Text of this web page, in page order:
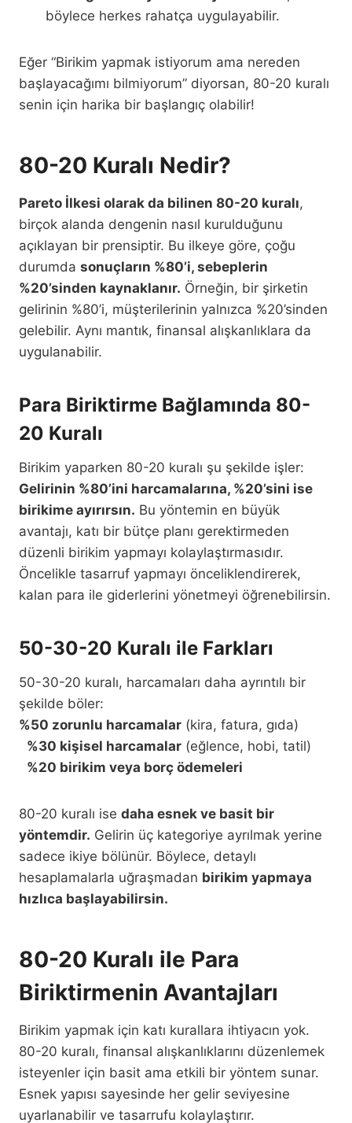
böylece herkes rahatça uygulayabilir.
Eğer “Birikim yapmak istiyorum ama nereden
başlayacağımı bilmiyorum” diyorsan, 80-20 kuralı
senin için harika bir başlangıç olabilir!
80-20 Kuralı Nedir?
Pareto İlkesi olarak da bilinen 80-20 kuralı,
birçok alanda dengenin nasıl kurulduğunu
açıklayan bir prensiptir. Bu ilkeye göre, çoğu
durumda sonuçların %80’i, sebeplerin
%20’sinden kaynaklanır. Örneğin, bir şirketin
gelirinin %80’i, müşterilerinin yalnızca %20’sinden
gelebilir. Aynı mantık, finansal alışkanlıklara da
uygulanabilir.
Para Biriktirme Bağlamında 80-
20 Kuralı
Birikim yaparken 80-20 kuralı şu şekilde işler:
Gelirinin %80’ini harcamalarına, %20’sini ise
birikime ayırırsın. Bu yöntemin en büyük
avantajı, katı bir bütçe planı gerektirmeden
düzenli birikim yapmayı kolaylaştırmasıdır.
Öncelikle tasarruf yapmayı önceliklendirerek,
kalan para ile giderlerini yönetmeyi öğrenebilirsin.
50-30-20 Kuralı ile Farkları
50-30-20 kuralı, harcamaları daha ayrıntılı bir
şekilde böler:
%50 zorunlu harcamalar (kira, fatura, gıda)
%30 kişisel harcamalar (eğlence, hobi, tatil)
%20 birikim veya borç ödemeleri
80-20 kuralı ise daha esnek ve basit bir
yöntemdir. Gelirin üç kategoriye ayrılmak yerine
sadece ikiye bölünür. Böylece, detaylı
hesaplamalarla uğraşmadan birikim yapmaya
hızlıca başlayabilirsin.
80-20 Kuralı ile Para
Biriktirmenin Avantajları
Birikim yapmak için katı kurallara ihtiyacın yok.
80-20 kuralı, finansal alışkanlıklarını düzenlemek
isteyenler için basit ama etkili bir yöntem sunar.
Esnek yapısı sayesinde her gelir seviyesine
uyarlanabilir ve tasarrufu kolaylaştırır.